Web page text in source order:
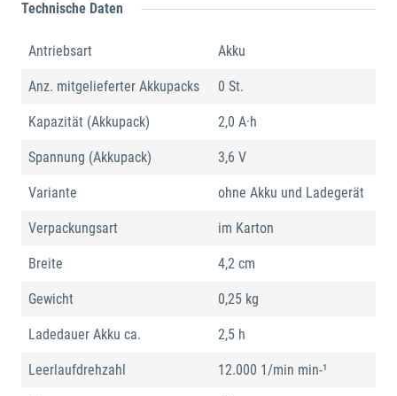
Technische Daten
Antriebsart Akku
Anz. mitgelieferter Akkupacks 0 St.
Kapazität (Akkupack) 2,0 A·h
Spannung (Akkupack) 3,6 V
Variante ohne Akku und Ladegerät
Verpackungsart im Karton
Breite 4,2 cm
Gewicht 0,25 kg
Ladedauer Akku ca. 2,5 h
Leerlaufdrehzahl 12.000 1/min min-¹